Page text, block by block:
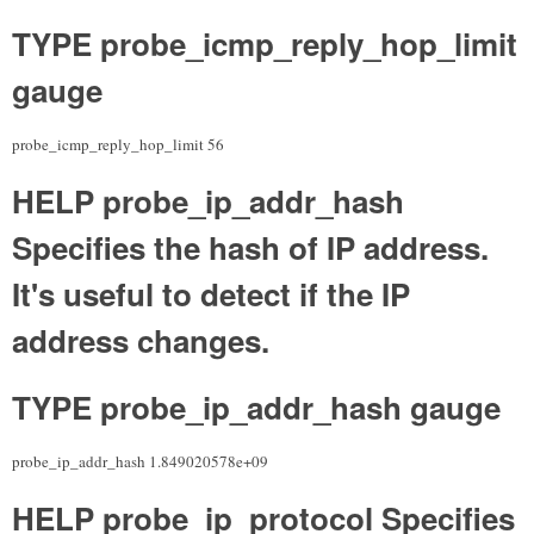
TYPE probe_icmp_reply_hop_limit
gauge
probe_icmp_reply_hop_limit 56
HELP probe_ip_addr_hash
Specifies the hash of IP address.
It's useful to detect if the IP
address changes.
TYPE probe_ip_addr_hash gauge
probe_ip_addr_hash 1.849020578e+09
HELP probe_ip_protocol Specifies